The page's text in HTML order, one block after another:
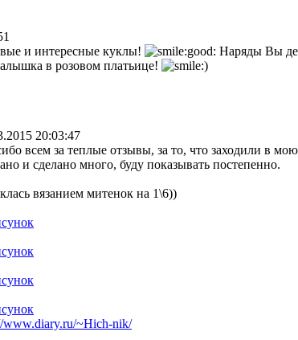
и интересные куклы!
Наряды Вы
в розовом платьице!
20:03:47
всем за теплые отзывы, за то, что заходили в
и сделано много, буду показывать постепенно.
вязанием митенок на 1\6))
www.diary.ru/~Hich-nik/